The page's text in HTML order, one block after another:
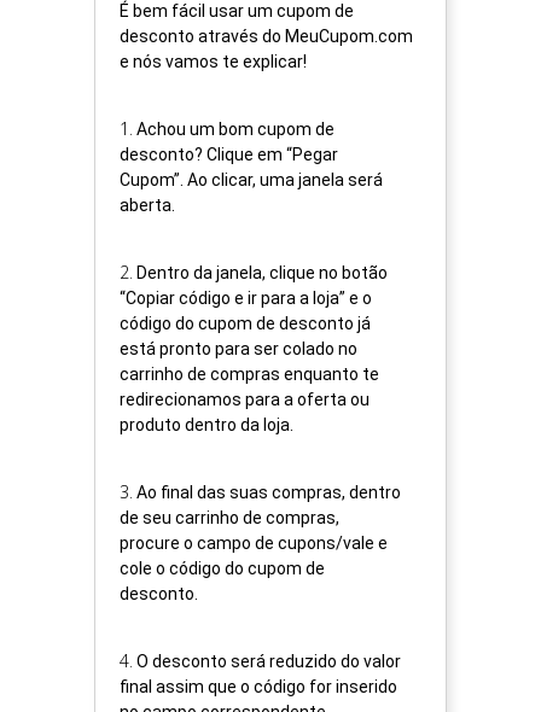
É bem fácil usar um cupom de
desconto através do MeuCupom.com
e nós vamos te explicar!
1 . Achou um bom cupom de
desconto? Clique em “Pegar
Cupom”. Ao clicar, uma janela será
aberta.
2. Dentro da janela, clique no botão
“Copiar código e ir para a loja” e o
código do cupom de desconto já
está pronto para ser colado no
carrinho de compras enquanto te
redirecionamos para a oferta ou
produto dentro da loja.
3. Ao final das suas compras, dentro
de seu carrinho de compras,
procure o campo de cupons/vale e
cole o código do cupom de
desconto.
4. O desconto será reduzido do valor
final assim que o código for inserido